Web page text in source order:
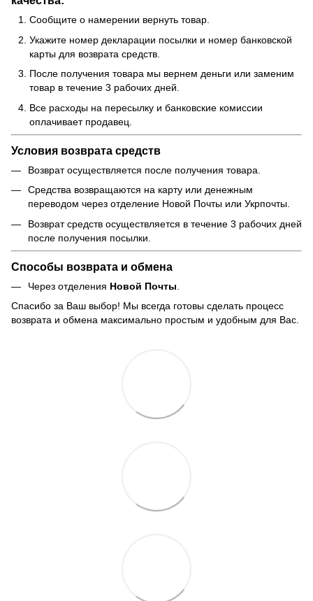
Сообщите о намерении вернуть товар.
Укажите номер декларации посылки и номер банковской
карты для возврата средств.
После получения товара мы вернем деньги или заменим
товар в течение 3 рабочих дней.
Все расходы на пересылку и банковские комиссии
оплачивает продавец.
Условия возврата средств
Возврат осуществляется после получения товара.
Средства возвращаются на карту или денежным
переводом через отделение Новой Почты или Укрпочты.
Возврат средств осуществляется в течение 3 рабочих дней
после получения посылки.
Способы возврата и обмена
Через отделения Новой Почты
Спасибо за Ваш выбор! Мы всегда готовы сделать процесс
возврата и обмена максимально простым и удобным для Вас.